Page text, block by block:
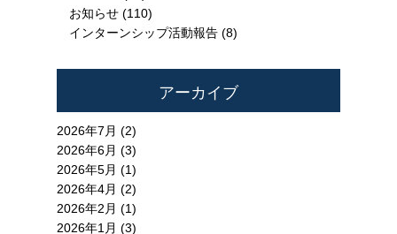
お知らせ (110)
インターンシップ活動報告 (8)
アーカイブ
2026年7月 (2)
2026年6月 (3)
2026年5月 (1)
2026年4月 (2)
2026年2月 (1)
2026年1月 (3)